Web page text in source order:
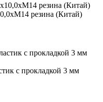
резина (Китай)
с прокладкой 3 мм